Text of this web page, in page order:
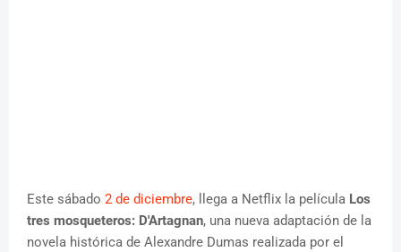
Este sábado 2 de diciembre, llega a Netflix la película Los
tres mosqueteros: D'Artagnan, una nueva adaptación de la
novela histórica de Alexandre Dumas realizada por el